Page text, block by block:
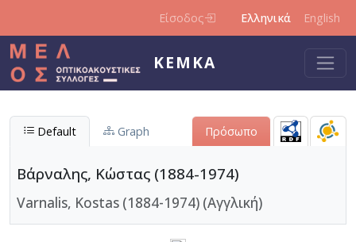
Είσοδος Ελληνικά English
ΚΕΜΚΑ
Default Graph Πρόσωπο
Βάρναλης, Κώστας (1884-1974)
Varnalis, Kostas (1884-1974) (Αγγλική)